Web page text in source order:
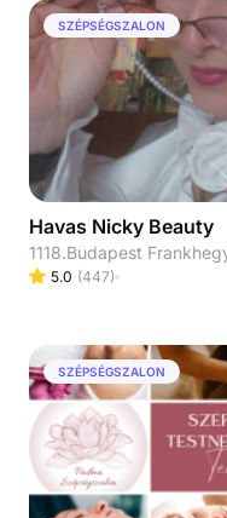
SZÉPSÉGSZALON
Havas Nicky Beauty
1118.Budapest
5.0 (447)
SZÉPSÉGSZALON